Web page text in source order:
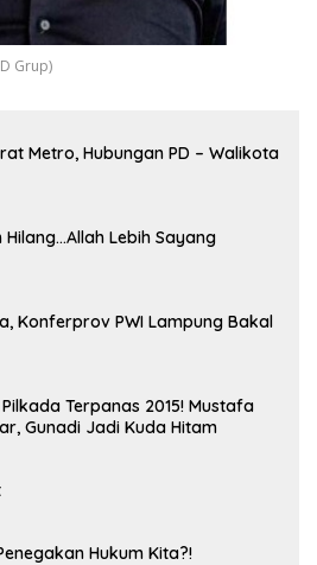
Grup)
Metro, Hubungan PD – Walikota
Lebih Sayang
Konferprov PWI Lampung Bakal
Terpanas 2015! Mustafa
Gunadi Jadi Kuda Hitam
Hukum Kita?!